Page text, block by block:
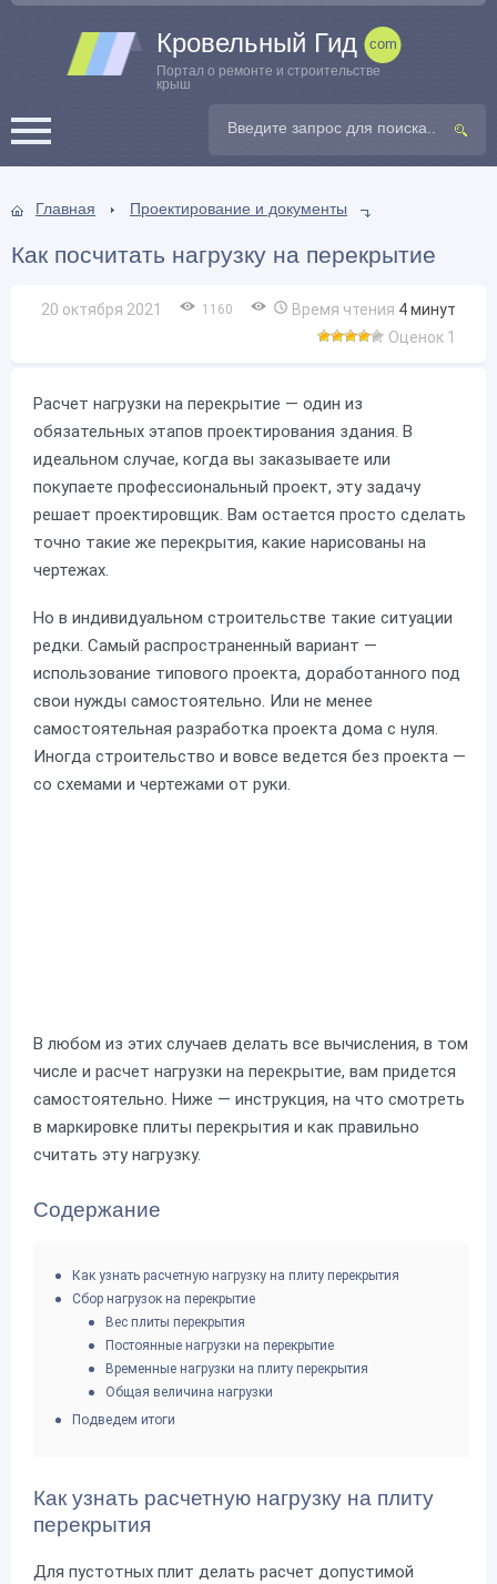
Кровельный Гид
Портал о ремонте и строительстве
крыш
Главная Проектирование и документы
Как посчитать нагрузку на перекрытие
20 октября 2021 1160 Время чтения 4минут
Оценок 1
Расчет нагрузки на перекрытие — один из
обязательных этапов проектирования здания. В
идеальном случае, когда вы заказываете или
покупаете профессиональный проект, эту задачу
решает проектировщик. Вам остается просто сделать
точно такие же перекрытия, какие нарисованы на
чертежах.
Но в индивидуальном строительстве такие ситуации
редки. Самый распространенный вариант —
использование типового проекта, доработанного под
свои нужды самостоятельно. Или не менее
самостоятельная разработка проекта дома с нуля.
Иногда строительство и вовсе ведется без проекта —
со схемами и чертежами от руки.
В любом из этих случаев делать все вычисления, в том
числе и расчет нагрузки на перекрытие, вам придется
самостоятельно. Ниже — инструкция, на что смотреть
в маркировке плиты перекрытия и как правильно
считать эту нагрузку.
Содержание
Как узнать расчетную нагрузку на плиту перекрытия
Сбор нагрузок на перекрытие
Вес плиты перекрытия
Постоянные нагрузки на перекрытие
Временные нагрузки на плиту перекрытия
Общая величина нагрузки
Подведем итоги
Как узнать расчетную нагрузку на плиту
перекрытия
Для пустотных плит делать расчет допустимой